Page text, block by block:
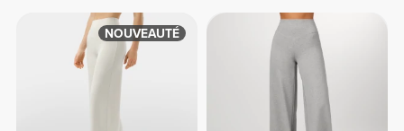
NOUVEAUTÉ